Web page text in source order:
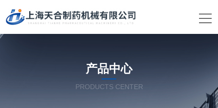
产品中心
PRODUCTS CENTER